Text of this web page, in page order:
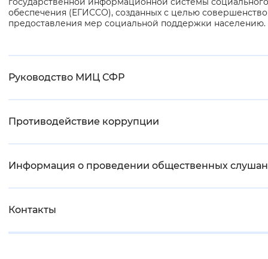
обеспечения (ЕГИССО), созданных с целью
предоставления мер социальной поддержки населению.
Руководство МИЦ СФР
Противодействие коррупции
Информация о проведении общественных
Контакты